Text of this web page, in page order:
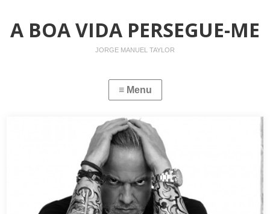
A BOA VIDA PERSEGUE-ME
JORGE MANUEL TAYLOR